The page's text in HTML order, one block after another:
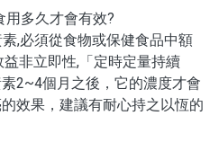
用多久才會有效?
,必須從食物或保健食品中額
非立即性,「定時定量持續
2~4個月之後，它的濃度才會
效果，建議有耐心持之以恆的